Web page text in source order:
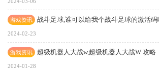
游戏资讯
2024-02-23
游戏资讯 超级机器人大战w,超级机器人大战W 攻略
2024-01-28